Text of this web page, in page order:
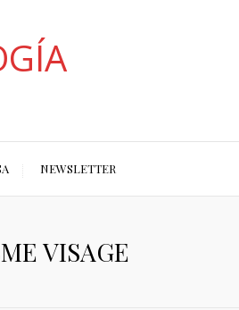
NEWSLETTER
VISAGE